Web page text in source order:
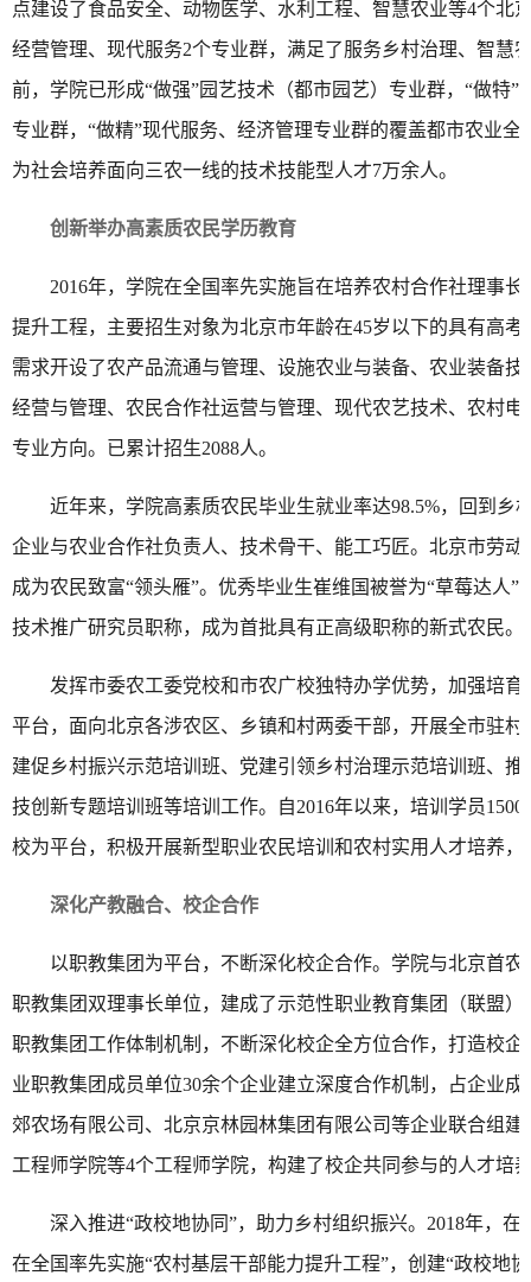
点建设了食品安全、动物医学、水利工程、智慧农业等4个北
经营管理、现代服务2个专业群，满足了服务乡村治理、智慧
前，学院已形成“做强”园艺技术（都市园艺）专业群，“做特
专业群，“做精”现代服务、经济管理专业群的覆盖都市农业
为社会培养面向三农一线的技术技能型人才7万余人。
创新举办高素质农民学历教育
2016年，学院在全国率先实施旨在培养农村合作社理事
提升工程，主要招生对象为北京市年龄在45岁以下的具有高
需求开设了农产品流通与管理、设施农业与装备、农业装备
经营与管理、农民合作社运营与管理、现代农艺技术、农村
专业方向。已累计招生2088人。
近年来，学院高素质农民毕业生就业率达98.5%，回到乡
企业与农业合作社负责人、技术骨干、能工巧匠。北京市劳
成为农民致富“领头雁”。优秀毕业生崔维国被誉为“草莓达人
技术推广研究员职称，成为首批具有正高级职称的新式农民。
发挥市委农工委党校和市农广校独特办学优势，加强培
平台，面向北京各涉农区、乡镇和村两委干部，开展全市驻
建促乡村振兴示范培训班、党建引领乡村治理示范培训班、
技创新专题培训班等培训工作。自2016年以来，培训学员
校为平台，积极开展新型职业农民培训和农村实用人才培养
深化产教融合、校企合作
以职教集团为平台，不断深化校企合作。学院与北京首
职教集团双理事长单位，建成了示范性职业教育集团（联盟
职教集团工作体制机制，不断深化校企全方位合作，打造校
业职教集团成员单位30余个企业建立深度合作机制，占企业
郊农场有限公司、北京京林园林集团有限公司等企业联合组
工程师学院等4个工程师学院，构建了校企共同参与的人才培
深入推进“政校地协同”，助力乡村组织振兴。2018年，
在全国率先实施“农村基层干部能力提升工程”，创建“政校地